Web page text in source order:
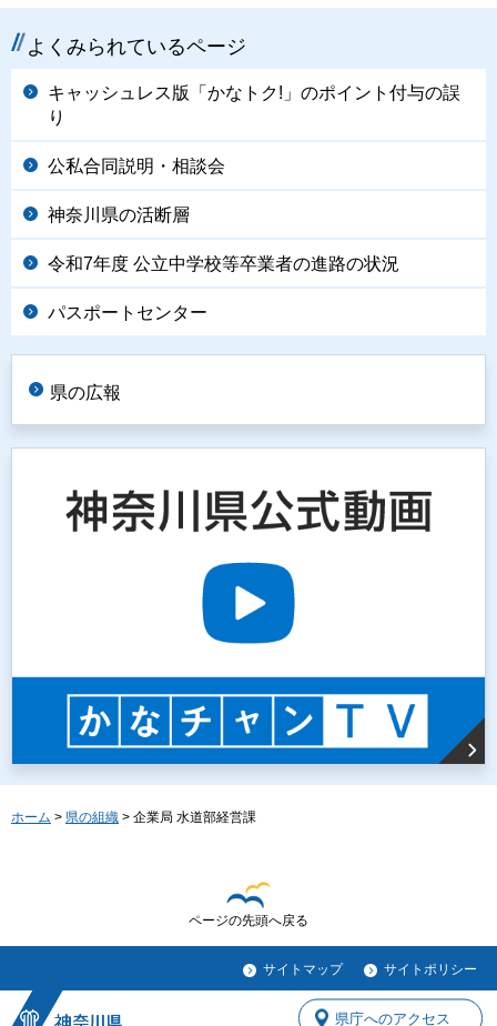
よくみられているページ
キャッシュレス版「かなトク!」のポイント付与の誤
り
公私合同説明・相談会
神奈川県の活断層
令和7年度 公立中学校等卒業者の進路の状況
パスポートセンター
県の広報
ホーム > 県の組織 > 企業局 水道部経営課
ページの先頭へ戻る
サイトマップ サイトポリシー
県庁へのアクセス